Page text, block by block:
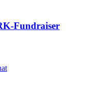
Fundraiser